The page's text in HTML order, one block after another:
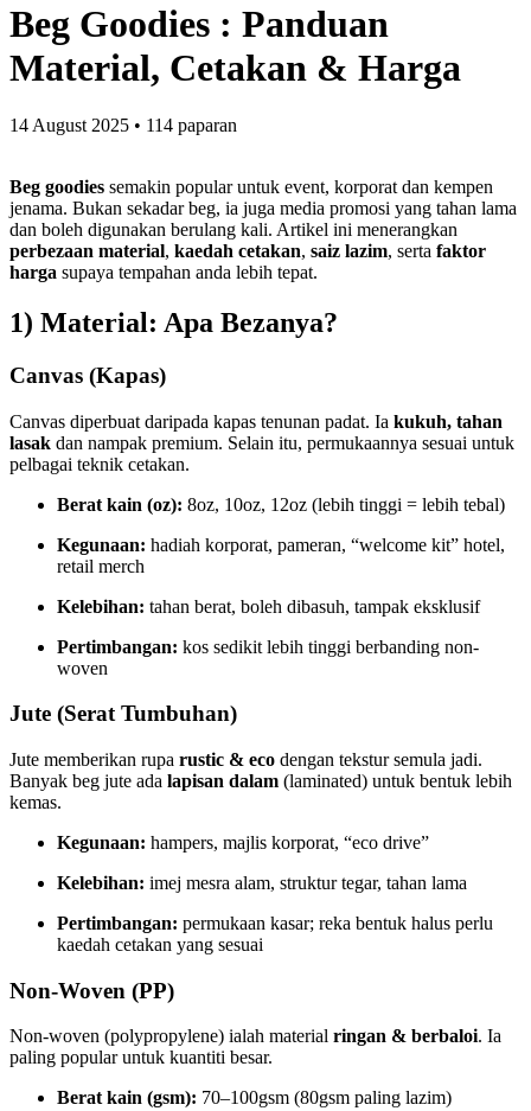
Beg Goodies : Panduan
Material, Cetakan & Harga
14 August 2025 • 114 paparan
Beg goodies semakin popular untuk event, korporat dan kempen
jenama. Bukan sekadar beg, ia juga media promosi yang tahan lama
dan boleh digunakan berulang kali. Artikel ini menerangkan
perbezaan material, kaedah cetakan, saiz lazim, serta faktor
harga supaya tempahan anda lebih tepat.
1) Material: Apa Bezanya?
Canvas (Kapas)
Canvas diperbuat daripada kapas tenunan padat. Ia kukuh, tahan
lasak dan nampak premium. Selain itu, permukaannya sesuai untuk
pelbagai teknik cetakan.
Berat kain (oz): 8oz, 10oz, 12oz (lebih tinggi = lebih tebal)
Kegunaan: hadiah korporat, pameran, “welcome kit” hotel,
retail merch
Kelebihan: tahan berat, boleh dibasuh, tampak eksklusif
Pertimbangan: kos sedikit lebih tinggi berbanding non-
woven
Jute (Serat Tumbuhan)
Jute memberikan rupa rustic & eco dengan tekstur semula jadi.
Banyak beg jute ada lapisan dalam (laminated) untuk bentuk lebih
kemas.
Kegunaan: hampers, majlis korporat, “eco drive”
Kelebihan: imej mesra alam, struktur tegar, tahan lama
Pertimbangan: permukaan kasar; reka bentuk halus perlu
kaedah cetakan yang sesuai
Non-Woven (PP)
Non-woven (polypropylene) ialah material ringan & berbaloi. Ia
paling popular untuk kuantiti besar.
Berat kain (gsm): 70–100gsm (80gsm paling lazim)